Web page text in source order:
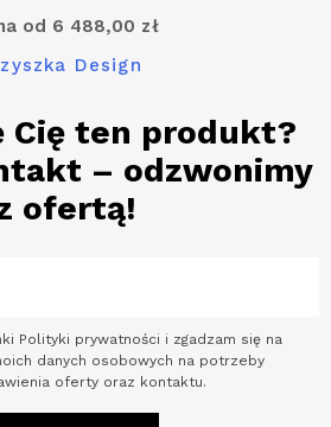
od 6 488,00 zł
Design
Cię ten produkt?
– odzwonimy
ofertą!
Polityki prywatności i zgadzam się na
danych osobowych na potrzeby
oferty oraz kontaktu.